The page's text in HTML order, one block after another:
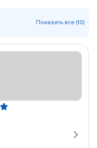
Показать все (10)